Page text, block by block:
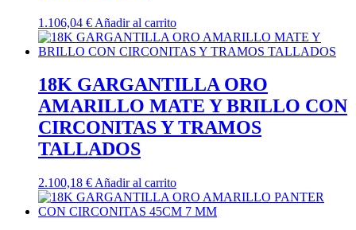
1.106,04 € Añadir al carrito
18K GARGANTILLA ORO
AMARILLO MATE Y BRILLO CON
CIRCONITAS Y TRAMOS
TALLADOS
2.100,18 € Añadir al carrito